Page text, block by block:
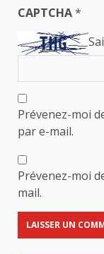
CAPTCHA*
Prévenez-moi
par e-mail.
Prévenez-moi
mail.